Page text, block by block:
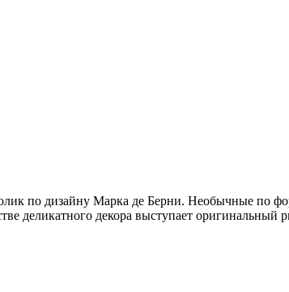
по дизайну Марка де Берни. Необычные по
деликатного декора выступает оригинальный